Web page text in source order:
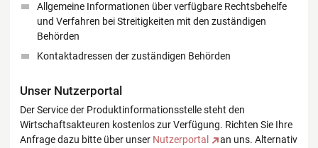
Allgemeine Informationen über verfügbare Rechtsbehelfe
und Verfahren bei Streitigkeiten mit den zuständigen
Behörden
Kontaktadressen der zuständigen Behörden
Unser Nutzerportal
Der Service der Produktinformationsstelle steht den
Wirtschaftsakteuren kostenlos zur Verfügung. Richten Sie Ihre
Anfrage dazu bitte über unser Nutzerportal
an uns. Alternativ